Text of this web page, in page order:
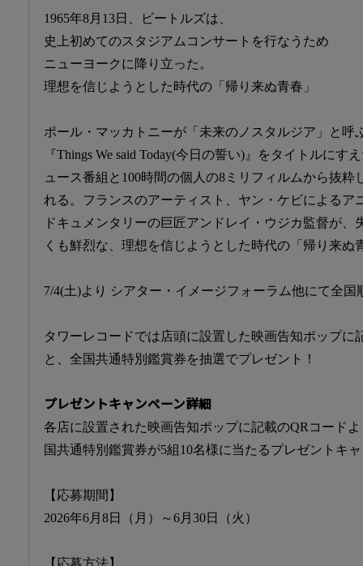
1965年8月13日、ビートルズは、
史上初めてのスタジアムコンサートを行なうため
ニューヨークに降り立った。
理想を信じようとした時代の「帰り来ぬ青春」
ポール・マッカトニーが「未来のノスタルジア」と呼
『Things We said Today(今日の誓い)』をタイトルにす
ュース番組と100時間の個人の8ミリフィルムから抜
れる。フランスのアーティスト、ヤン・ケビによるア
ドキュメンタリーの巨匠アンドレイ・ウジカ監督が、
くも鮮烈な、理想を信じようとした時代の「帰り来ぬ
7/4(土)より シアター・イメージフォーラム他にて全国
タワーレコードでは店頭に設置した映画告知ポップに
と、全国共通特別鑑賞券を抽選でプレゼント！
プレゼントキャンペーン詳細
各店に設置された映画告知ポップに記載のQRコード
国共通特別鑑賞券が5組10名様に当たるプレゼントキ
【応募期間】
2026年6月8日（月）～6月30日（火）